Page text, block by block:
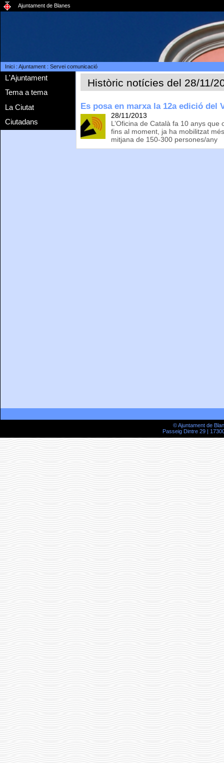
Ajuntament de Blanes
Inici: Ajuntament: Servei comunicació
L'Ajuntament
Tema a tema
La Ciutat
Ciutadans
Històric notícies del 28/11/
Es posa en marxa la 12a edició del
28/11/2013
L’Oficina de Català fa 10 anys
fins al moment, ja ha mobilitzat
mitjana de 150-300 persones/any
© Ajuntament de
Passeig Dintre 29 |